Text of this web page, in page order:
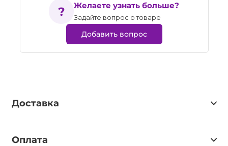
Желаете узнать больше?
Задайте вопрос о товаре
Добавить вопрос
Доставка
Оплата